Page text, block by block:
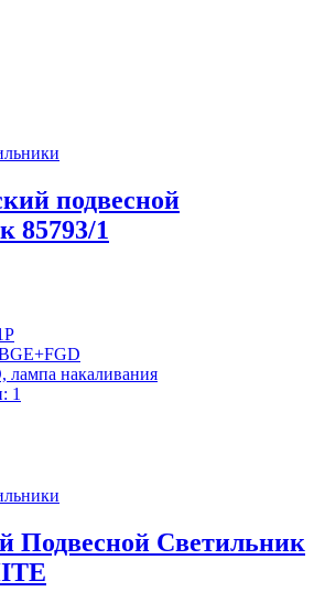
подвесной
85793/1
накаливания
1
Подвесной Светильник